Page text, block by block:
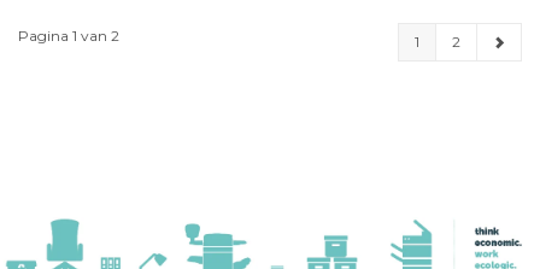
Pagina 1 van 2 1 2